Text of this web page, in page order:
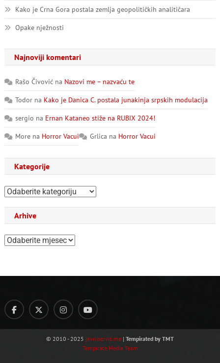
Kako je Crna Gora postala zemlja geopolitičkih analitičara
Opake nježnosti
Najnoviji komentari
Rašo Čivovićna Nazovi me – nazvaću te
Todorna Kako je Danica C. postala junakinja srpskih modulacija
sergio na Ernan Kataneo stiže na RUBIX 2024!
Morena Horror Vacui Grlica na Horror Vacui
Kategorije
Kategorije
Arhive
Arhive
© 2010 - 2025 javniservis.me | Tempirated by TMT
Tempirate Media Team